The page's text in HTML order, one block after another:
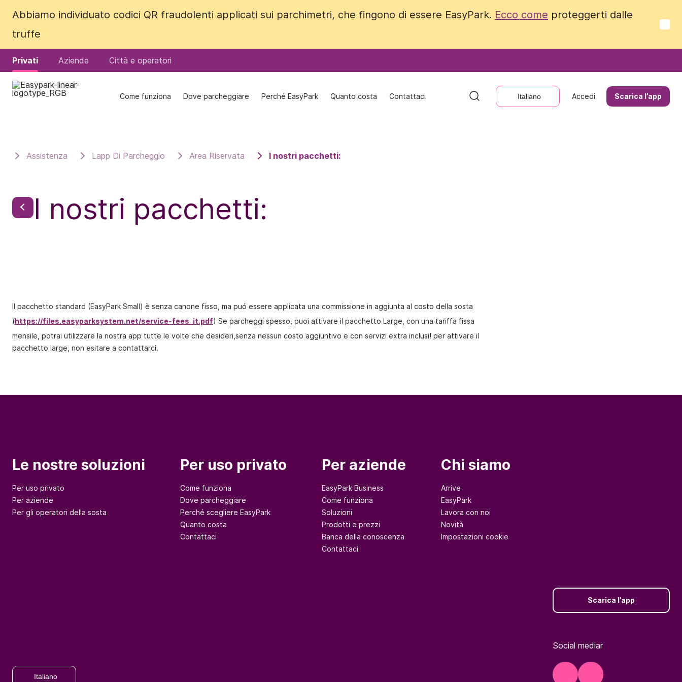
Abbiamo individuato codici QR fraudolenti applicati sui parchimetri, che fingono di essere EasyPark. Ecco come proteggerti dalle
truffe
Privati Aziende Città e operatori
Come funziona Dove parcheggiare Perché EasyPark Quanto costa Contattaci Italiano Accedi Scarica l’app
Abbiamo individuato codici QR fraudolenti applicati sui parchimetri, che fingono di essere EasyPark. Ecco come proteggerti dalle
truffe
Privati Aziende Città e operatori
Come funziona Dove parcheggiare Perché EasyPark Quanto costa Contattaci Italiano Accedi Scarica l’app
Assistenza Lapp Di Parcheggio Area Riservata I nostri pacchetti:
I nostri pacchetti:
Il pacchetto standard (EasyPark Small) è senza canone fisso, ma puó essere applicata una commissione in aggiunta al costo della sosta
(https://files.easyparksystem.net/service-fees_it.pdf) Se parcheggi spesso, puoi attivare il pacchetto Large, con una tariffa fissa
mensile, potrai utilizzare la nostra app tutte le volte che desideri,senza nessun costo aggiuntivo e con servizi extra inclusi! per attivare il
pacchetto large, non esitare a contattarci.
Le nostre soluzioni
Per uso privato
Per aziende
Per gli operatori della sosta
Per uso privato
Come funziona
Dove parcheggiare
Perché scegliere EasyPark
Quanto costa
Contattaci
Per aziende
EasyPark Business
Come funziona
Soluzioni
Prodotti e prezzi
Banca della conoscenza
Contattaci
Chi siamo
Arrive
EasyPark
Lavora con noi
Novità
Impostazioni cookie
Italiano
Scarica l’app
Social mediar